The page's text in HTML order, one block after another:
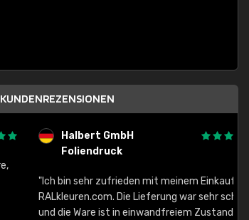
KUNDENREZENSIONEN
Halbert GmbH
Foliendruck
"Ich bin sehr zufrieden mit meinem Einkauf bei
RALkleuren.com. Die Lieferung war sehr schnell
und die Ware ist in einwandfreiem Zustand